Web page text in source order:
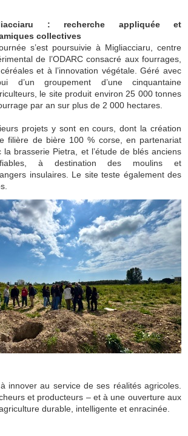
: recherche appliquée et
collectives
s’est poursuivie à Migliacciaru, centre
de l’ODARC consacré aux fourrages,
et à l’innovation végétale. Géré avec
d’un groupement d’une cinquantaine
le site produit environ 25 000 tonnes
par an sur plus de 2 000 hectares.
projets y sont en cours, dont la création
filière de bière 100 % corse, en partenariat
la brasserie Pietra, et l’étude de blés anciens
à destination des moulins et
insulaires. Le site teste également des
innover au service de ses réalités agricoles.
et producteurs – et à une ouverture aux
durable, intelligente et enracinée.